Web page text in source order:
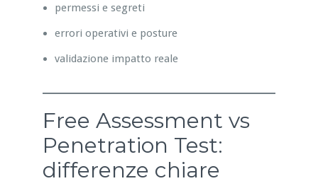
permessi e segreti
errori operativi e posture
validazione impatto reale
Free Assessment vs
Penetration Test:
differenze chiare